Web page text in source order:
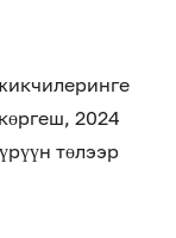
2024
төлээр